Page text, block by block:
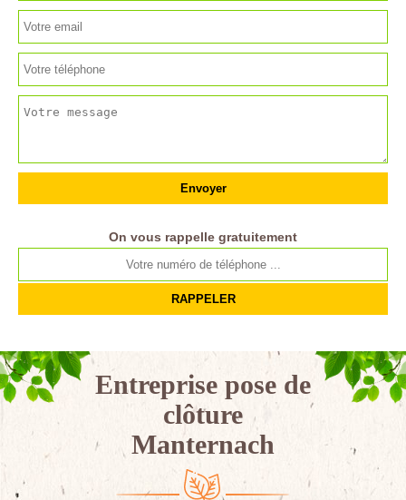
On vous rappelle gratuitement
Entreprise pose de
clôture
Manternach